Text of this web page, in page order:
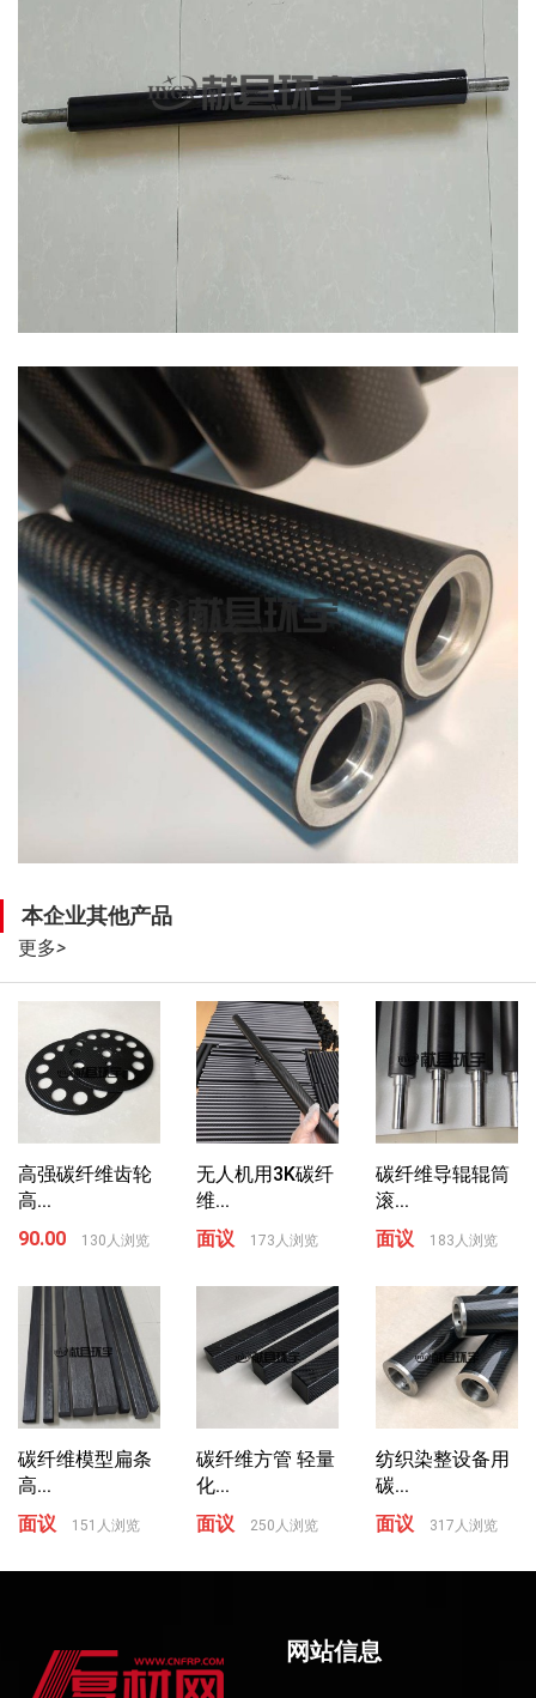
本企业其他产品
更多>
高强碳纤维齿轮
高...
90.00
130人浏览
无人机用3K碳纤
维...
面议
173人浏览
碳纤维导辊辊筒
滚...
面议
183人浏览
碳纤维模型扁条
高...
面议
151人浏览
碳纤维方管 轻量
化...
面议
250人浏览
纺织染整设备用
碳...
面议
317人浏览
网站信息